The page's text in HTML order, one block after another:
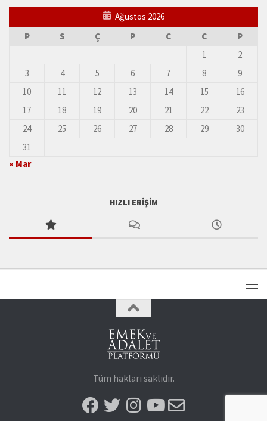
Ağustos 2026
P
S Ç P C C
P
1
2
3
4 5 6 7 8
9
10
11 12 13 14 15
16
17
18 19 20 21 22
23
24
25 26 27 28 29
30
31
« Mar
HIZLI ERIŞIM
Tüm hakları saklıdır.